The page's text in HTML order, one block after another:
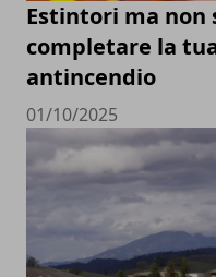
Estintori ma non
completare la
antincendio
01/10/2025